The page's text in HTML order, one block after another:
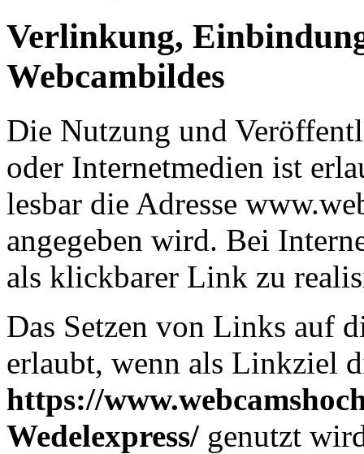
Verlinkung,
Webcambildes
Die Nutzung und
oder Internetmedien ist
lesbar die Adresse
angegeben wird. Bei
als klickbarer Link zu
Das Setzen von Links auf
erlaubt, wenn als Linkziel
https://
Wedelexpress/ genutzt